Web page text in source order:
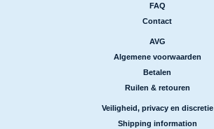
FAQ
Contact
AVG
Algemene voorwaarden
Betalen
Ruilen & retouren
Veiligheid, privacy en discretie
Shipping information